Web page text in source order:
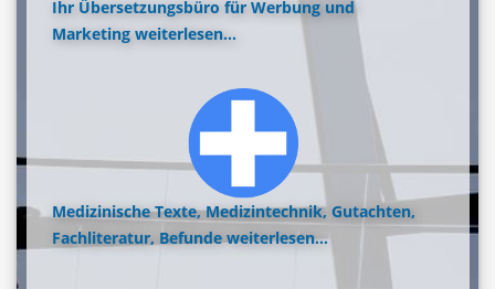
Ihr Übersetzungsbüro für Werbung und
Marketing weiterlesen...
Medizinische Texte, Medizintechnik, Gutachten,
Fachliteratur, Befunde weiterlesen...